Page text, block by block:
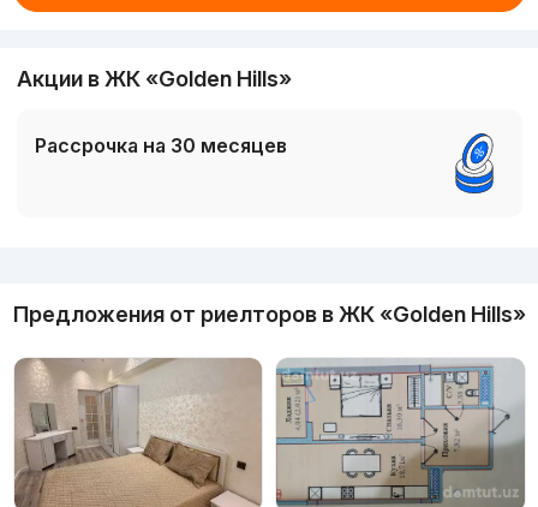
Акции в ЖК «Golden Hills»
Рассрочка на 30 месяцев
Предложения от риелторов в ЖК «Golden Hills»